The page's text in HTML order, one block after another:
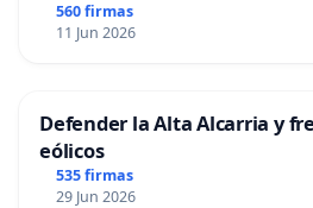
560 firmas
11 Jun 2026
Defender la Alta Alcarria y
eólicos
535 firmas
29 Jun 2026